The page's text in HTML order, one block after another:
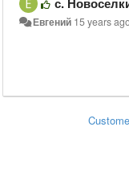
Евгений 15 years